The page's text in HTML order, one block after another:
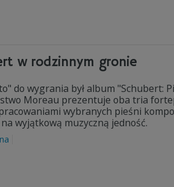
w rodzinnym gronie
do wygrania był album "Schubert:
Moreau prezentuje oba tria
wybranych pieśni
wyjątkową muzyczną jedność.